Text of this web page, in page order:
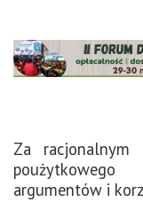
Za racjonalnym
argumentów i